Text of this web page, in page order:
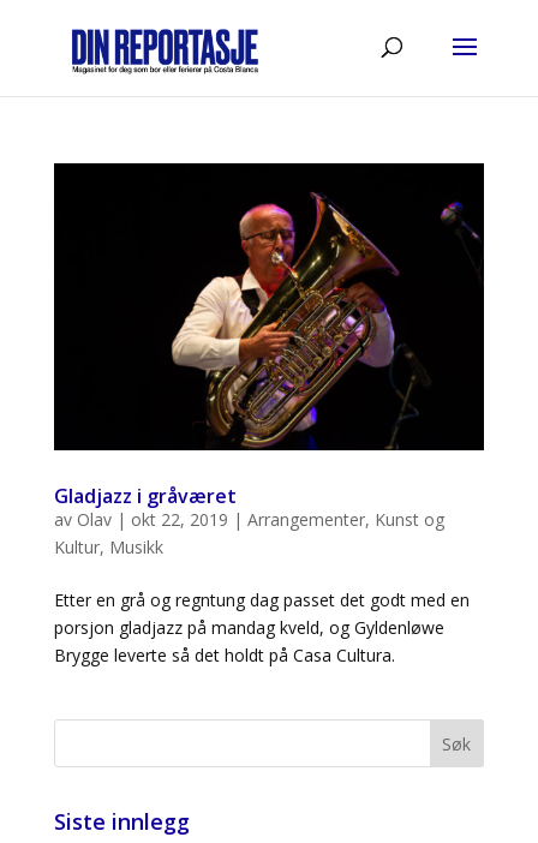
Gladjazz i gråværet
av Olav| okt 22, 2019 | Arrangementer, Kunst og
Kultur, Musikk
Etter en grå og regntung dag passet det godt med en
porsjon gladjazz på mandag kveld, og Gyldenløwe
Brygge leverte så det holdt på Casa Cultura.
Siste innlegg